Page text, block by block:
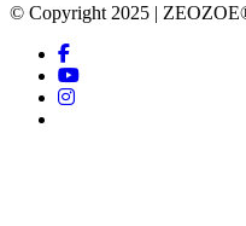
© Copyright 2025 |
facebook
youtube
instagram